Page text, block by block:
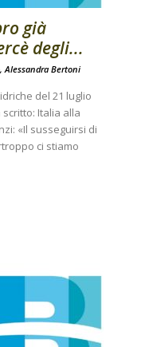
già
degli...
Alessandra Bertoni
del 21 luglio
Italia alla
«Il susseguirsi di
ci stiamo